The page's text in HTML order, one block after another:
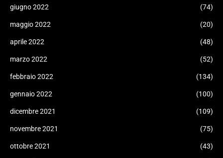
giugno 2022 (74)
maggio 2022 (20)
aprile 2022 (48)
marzo 2022 (52)
febbraio 2022 (134)
gennaio 2022 (100)
dicembre 2021 (109)
novembre 2021 (75)
ottobre 2021 (43)